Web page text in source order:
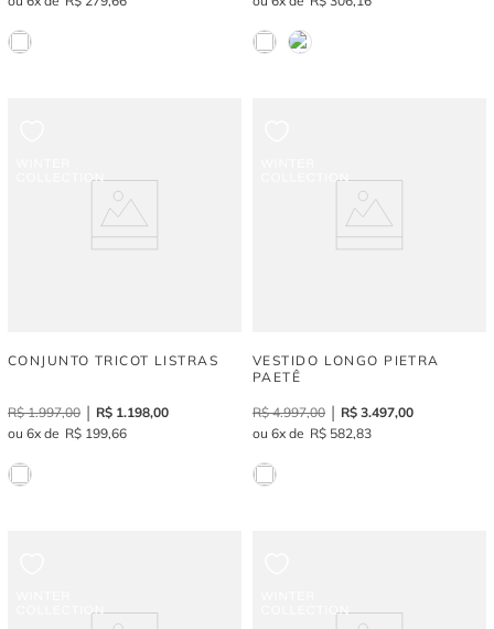
CONJUNTO TRICOT LISTRAS
R$ 1.997,00 R$ 1.198,00
6
R$ 199,66
VESTIDO LONGO PIETRA
PAETÊ
R$ 4.997,00 R$ 3.497,00
6
R$ 582,83